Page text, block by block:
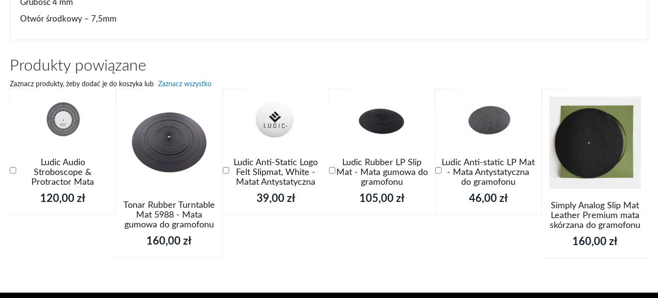
Grubość 4 mm
Otwór środkowy – 7,5mm
Produkty powiązane
Zaznacz produkty, żeby dodać je do koszyka lub Zaznacz wszystko
Ludic Audio
Stroboscope &
Protractor Mata
120,00 zł
Dodaj
koszyka
Tonar Rubber Turntable
Mat 5988 - Mata
gumowa do gramofonu
160,00 zł
Ludic Anti-Static Logo
Felt Slipmat, White -
Matat Antystatyczna
39,00 zł
Dodaj
do
koszyka
Ludic Rubber LP Slip
Mat - Mata gumowa do
gramofonu
105,00 zł
Dodaj
do
Ludic Anti-static LP Mat
- Mata Antystatyczna
do gramofonu
46,00 zł
Dodaj
koszyka
Simply Analog Slip Mat
Leather Premium mata
skórzana do gramofonu
160,00 zł